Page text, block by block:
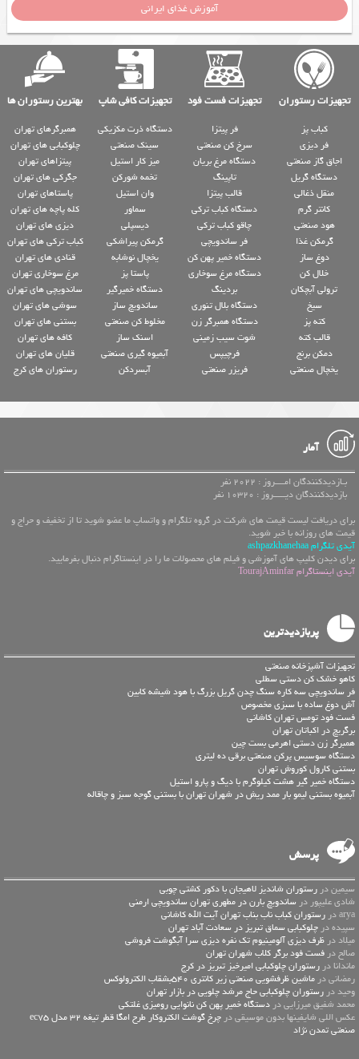
آموزش غذای ایرانی
تجهیزات رستوران تجهیزات فست فود تجهیزات کافی شاپ بهترین رستوران ها
کباب پز
فر دیزی
اجاق گاز صنعتی
دستگاه گریل
منقل ذغالی
کانتر گرم
هود صنعتی
گرمکن غذا
دوغ ساز
خلال کن
ترولی آبچکان
سیخ
کته پز
قالب کته
دمکن برنج
یخچال صنعتی
فر پیتزا
سرخ کن صنعتی
دستگاه مرغ بریان
تاپینگ
قالب پیتزا
دستگاه کباب ترکی
چاقو کباب ترکی
فر ساندویچی
دستگاه خمیر پهن کن
دستگاه مرغ سوخاری
بردینگ
دستگاه بلال تنوری
دستگاه همبرگر زن
شوت سیب زمینی
فرچیپس
فریزر صنعتی
دستگاه ذرت مکزیکی
سینک صنعتی
میز کار استیل
تخمه شورکن
وان استیل
سماور
دیسپلی
گرمکن پیراشکی
یخچال نوشابه
پاستا پز
دستگاه خمیرگیر
ساندویچ ساز
مخلوط کن صنعتی
اسنک ساز
آبمیوه گیری صنعتی
آبسردکن
همبرگرهای تهران
چلوکبابی های تهران
پیتزاهای تهران
جگرکی های تهران
پاستاهای تهران
کله پاچه های تهران
دیزی های تهران
کباب ترکی های تهران
قنادی های تهران
مرغ سوخاری تهران
ساندویچی های تهران
سوشی های تهران
بستنی های تهران
کافه های تهران
قلیان های تهران
رستوران های کرج
آمار
بـازدیدکنندگان امــــروز : 2022 نفر
بازدیدکنندگان دیـــــروز : 10320 نفر
برای دریافت لیست قیمت های شرکت در گروه تلگرام و واتساپ ما عضو شوید تا از تخفیف و حراج و
قیمت های روزانه با خبر شوید.
آیدی تلگرام ashpazkhanehaa
برای دیدن کلیپ های آموزشی و فیلم های محصولات ما را در اینستاگرام دنبال بفرمایید.
آیدی اینستاگرام TourajAminfar
پربازدیدترین
تجهیزات آشپزخانه صنعتی
کاهو خشک کن دستی سطلی
فر ساندویچی سه کاره سنگ چدن گریل بزرگ با هود شیشه کابین
آش دوغ ساده با سبزی مخصوص
فست فود تومس تهران کاشانی
برگریچ در اکباتان تهران
همبرگر زن دستی اهرمی بست چین
دستگاه سوسیس پرکن صنعتی برقی ده لیتری
بستنی کارول کوروش تهران
دستگاه خمیر گیر هشت کیلوگرم با دیگ و پارو استیل
آبمیوه بستنی لیمو بار ممد ریش در شهران تهران با بستني گوجه سبز و چاقاله
پرسش
سیمین در رستوران شاندیز لاهیجان با دکور کشتی چوبی
شادی علیپور در ساندویچ بارن در مطهری تهران ساندویچی ارمنی
arya در
رستوران کباب ناب بناب تهران آیت الله کاشانی
سپیده در چلوکبابی سماق تبریز در سعادت آباد تهران
میلاد در ظرف دیزی آلومینیوم تک نفره دیزی سرا آبگوشت فروشی
صالح در فست فود برگر کلاب شهران تهران
ماندانا در رستوران چلوکبابی امیرخیز تبریز در کرج
رمضانی در ماشین ظرفشویی صنعتی زیر کانتری 540بشقاب الکترولوکس
وحید در رستوران چلوکبابی حاج مرشد چلویی در بازار تهران
محمد شفیق میرزایی در دستگاه خمیر پهن کن نانوایی رومیزی غلتکی
عكس اللي شايفينها بدون موسيقى در
چرخ گوشت الکتروکار طرح امگا قطر تیغه 32 مدل ec75
صنعتی تمدن نژاد